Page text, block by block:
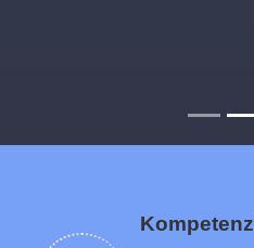
Kompetenz